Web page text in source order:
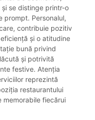
se distinge printr-o
prompt. Personalul,
contribuie pozitiv
și o atitudine
bună privind
și potrivită
festive. Atenția
reprezintă
restaurantului
memorabile fiecărui